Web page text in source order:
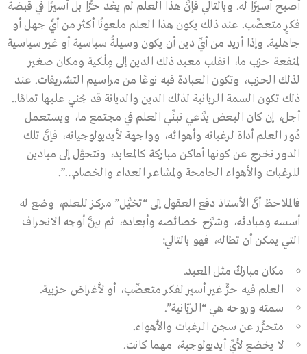
أصبح أسيرًا له. وبالتالي فإنَّ هذا العلم لم يعُد حرًّا بل أسيرًا في قبضة
فكرٍ متعصِّب. عند ذلك يكون هذا العلم ملعونًا أكثر من أيِّ جهل أو
جاهلية. وإذا أريد من أيِّ دين أن يكون وسيلةً سياسية أو غير سياسية
لمنفعة حزب ما، انقلب معبد ذلك الدين إلى مِلْكية ومكان صغير
لذلك الحزب، وتكون العبادة فيه نوعًا من مراسيم التشريفات. عند
ذلك تكون السمة الربانية لذلك الدين والديانة قد جُني عليها تمامًا..
أجل، إن كان البعض يدَّعي تبنِّي العلم في مجتمع ما، ويستعمل
دُور العلم أداة لرغباته وأهوائه، وواجهة لأيديولوجياته، فإنَّ تلك
الدور تخرج عن كونها أماكن مباركة كالمعابد، وتتحوَّل إلى ميادين
للرغبات والأهواء الجامحة ولمشاعر العداء والخصام…”.
فالملاحظ أنَّ الأستاذ دفع العقول إلى “تخيُّل” مركز للعلم، وضع له
أسسه ومبادئه، وشرَّح خصائصه وأبعاده، ثم بيَّن أوجه الانحراف
التي يمكن أن تطاله، فهو بالتالي:
مكان مباركٌ مثل المعبد.
العلم فيه حرٌّ غير أسير لفكر متعصِّب، أو لأغراض حزبية.
سمته وروحه هي “الربّانية”.
متحرُّر عن سجن الرغبات والأهواء.
لا يخضع لأيِّ أيديولوجية، مهما كانت.